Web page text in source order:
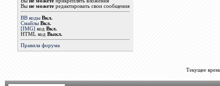
Вы не можетередактировать свои сообщения
BB коды Вкл.
Смайлы Вкл.
[IMG] код Вкл.
HTML код Выкл.
Правила форума
Текущее